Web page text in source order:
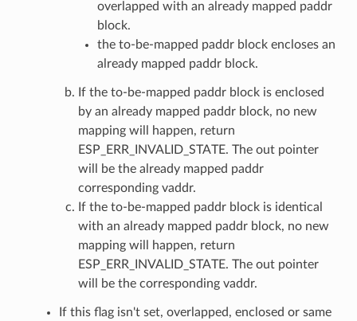
overlapped with an already mapped paddr
block.
the to-be-mapped paddr block encloses an
already mapped paddr block.
If the to-be-mapped paddr block is enclosed
by an already mapped paddr block, no new
mapping will happen, return
ESP_ERR_INVALID_STATE. The out pointer
will be the already mapped paddr
corresponding vaddr.
If the to-be-mapped paddr block is identical
with an already mapped paddr block, no new
mapping will happen, return
ESP_ERR_INVALID_STATE. The out pointer
will be the corresponding vaddr.
If this flag isn't set, overlapped, enclosed or same